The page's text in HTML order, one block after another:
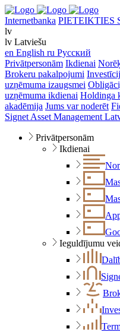
Internetbanka PIETEIKTIES
lv
lv Latviešu
en English ru Русский
Privātpersonām Ikdienai
Brokeru pakalpojumi
uzņēmuma izaugsmei
uzņēmuma ikdienai Holdinga
akadēmija Jums var noderēt
Signet Asset Management
Privātpersonām
Ikdienai
Ieguldījumu